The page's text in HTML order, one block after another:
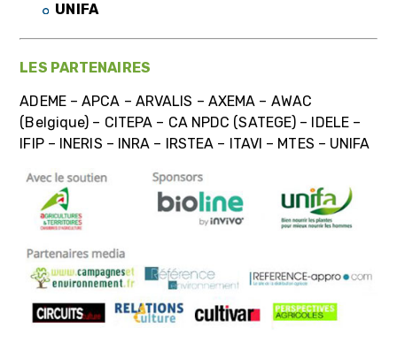
UNIFA
LES PARTENAIRES
ADEME – APCA – ARVALIS – AXEMA – AWAC
(Belgique) – CITEPA – CA NPDC (SATEGE) – IDELE –
IFIP – INERIS – INRA – IRSTEA – ITAVI – MTES – UNIFA